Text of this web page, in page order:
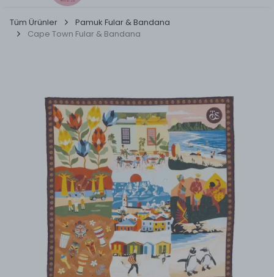
Tüm Ürünler
Pamuk Fular & Bandana
Cape Town Fular & Bandana